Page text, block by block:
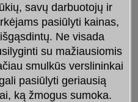
savų darbuotojų ir
pasiūlyti kainas,
Ne visada
su mažiausiomis
smulkūs verslininkai
pasiūlyti geriausią
ką žmogus sumoka.